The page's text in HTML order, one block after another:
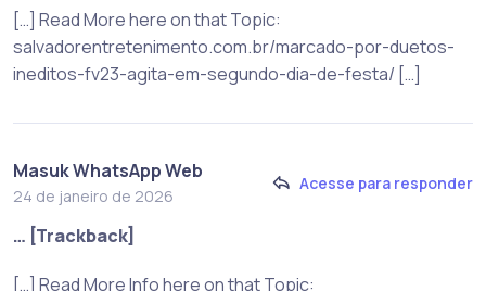
[…] Read More here on that Topic:
salvadorentretenimento.com.br/marcado-por-duetos-
ineditos-fv23-agita-em-segundo-dia-de-festa/ […]
Masuk WhatsApp Web
24 de janeiro de 2026
Acesse para responder
… [Trackback]
[…] Read More Info here on that Topic: